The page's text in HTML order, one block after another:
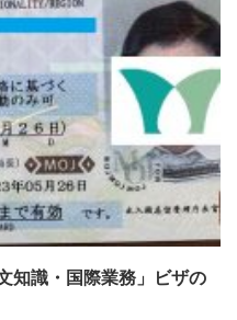
知識・国際業務」ビザの